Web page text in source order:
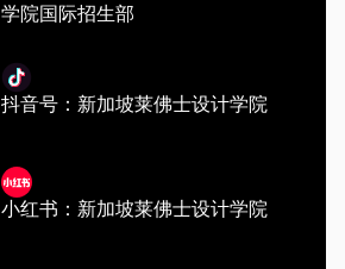
学院国际招生部
抖音号：新加坡莱佛士设计学院
小红书：新加坡莱佛士设计学院